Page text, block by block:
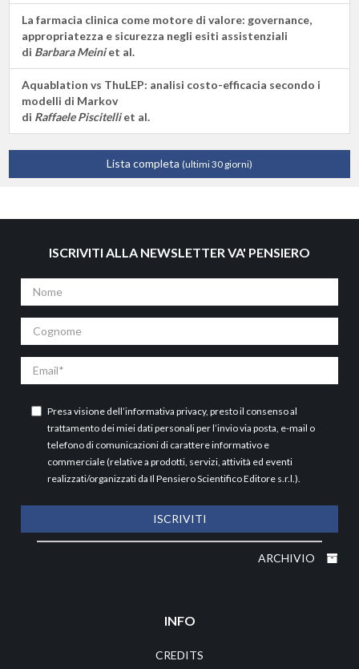
La farmacia clinica come motore di valore: governance,
appropriatezza e sicurezza negli esiti assistenziali
di Barbara Meiniet al.
Aquablation vs ThuLEP: analisi costo-efficacia secondo i
modelli di Markov
di Raffaele Piscitelliet al.
Lista completa (ultimi 30 giorni)
ISCRIVITI ALLA NEWSLETTER VA' PENSIERO
Nome
Cognome
Email
Presa visione dell’informativa privacy, presto il consenso al
trattamento dei miei dati personali per l’invio via posta, e-mail o
telefono di comunicazioni di carattere informativo e
commerciale (relative a prodotti, servizi, attività ed eventi
realizzati/organizzati da Il Pensiero Scientifico Editore s.r.l.).
ISCRIVITI
ARCHIVIO
INFO
CREDITS